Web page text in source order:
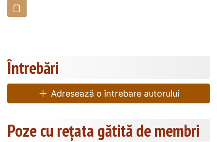
Întrebări
Adresează o întrebare autorului
Poze cu rețata gătită de membri